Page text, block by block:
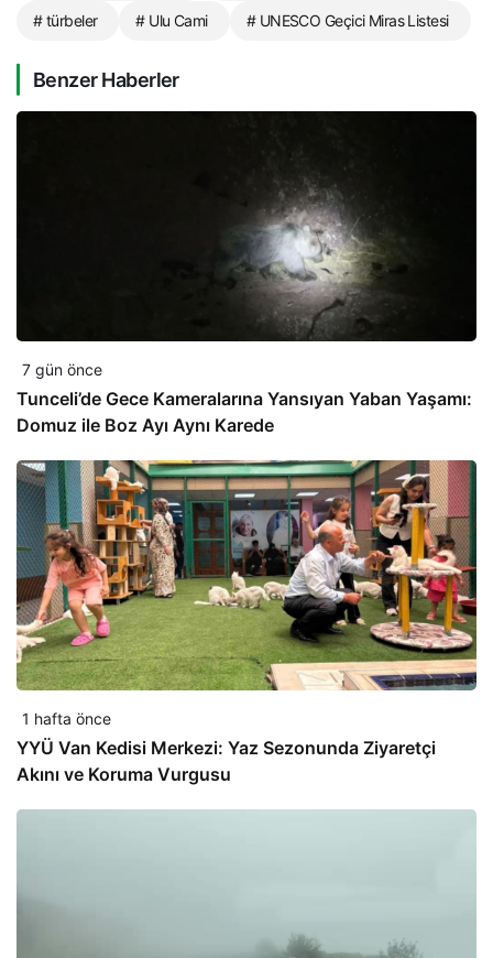
# türbeler # Ulu Cami # UNESCO Geçici Miras Listesi
Benzer Haberler
7 gün önce
Tunceli’de Gece Kameralarına Yansıyan Yaban Yaşamı:
Domuz ile Boz Ayı Aynı Karede
1 hafta önce
YYÜ Van Kedisi Merkezi: Yaz Sezonunda Ziyaretçi
Akını ve Koruma Vurgusu